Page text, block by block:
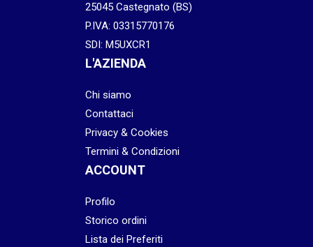
25045 Castegnato (BS)
P.IVA: 03315770176
SDI: M5UXCR1
L'AZIENDA
Chi siamo
Contattaci
Privacy & Cookies
Termini & Condizioni
ACCOUNT
Profilo
Storico ordini
Lista dei Preferiti